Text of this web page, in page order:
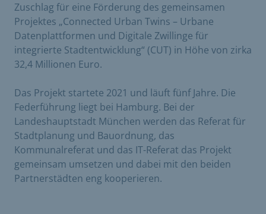
Zuschlag für eine Förderung des gemeinsamen
Projektes „Connected Urban Twins – Urbane
Datenplattformen und Digitale Zwillinge für
integrierte Stadtentwicklung“ (CUT) in Höhe von zirka
32,4 Millionen Euro.
Das Projekt startete 2021 und läuft fünf Jahre. Die
Federführung liegt bei Hamburg. Bei der
Landeshauptstadt München werden das Referat für
Stadtplanung und Bauordnung, das
Kommunalreferat und das IT-Referat das Projekt
gemeinsam umsetzen und dabei mit den beiden
Partnerstädten eng kooperieren.